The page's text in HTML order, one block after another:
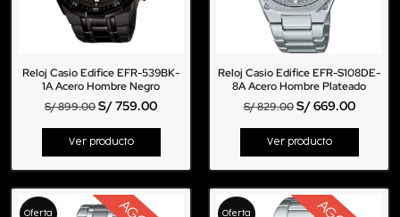
Reloj Casio Edifice EFR-539BK-
1A Acero Hombre Negro
S/899.00S/759.00
Ver producto
Reloj Casio Edifice EFR-S108DE-
8A Acero Hombre Plateado
S/829.00 S/669.00
Ver producto
Oferta Oferta